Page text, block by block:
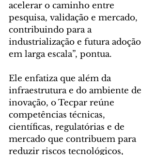
acelerar o caminho entre
pesquisa, validação e mercado,
contribuindo para a
industrialização e futura adoção
em larga escala”, pontua.
Ele enfatiza que além da
infraestrutura e do ambiente de
inovação, o Tecpar reúne
competências técnicas,
científicas, regulatórias e de
mercado que contribuem para
reduzir riscos tecnológicos,